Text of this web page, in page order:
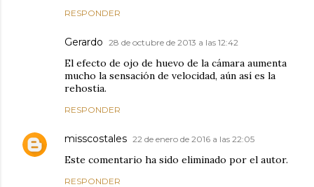
RESPONDER
Gerardo 28 de octubre de 2013 a las 12:42
El efecto de ojo de huevo de la cámara aumenta
mucho la sensación de velocidad, aún así es la
rehostia.
RESPONDER
misscostales 22 de enero de 2016 a las 22:05
Este comentario ha sido eliminado por el autor.
RESPONDER